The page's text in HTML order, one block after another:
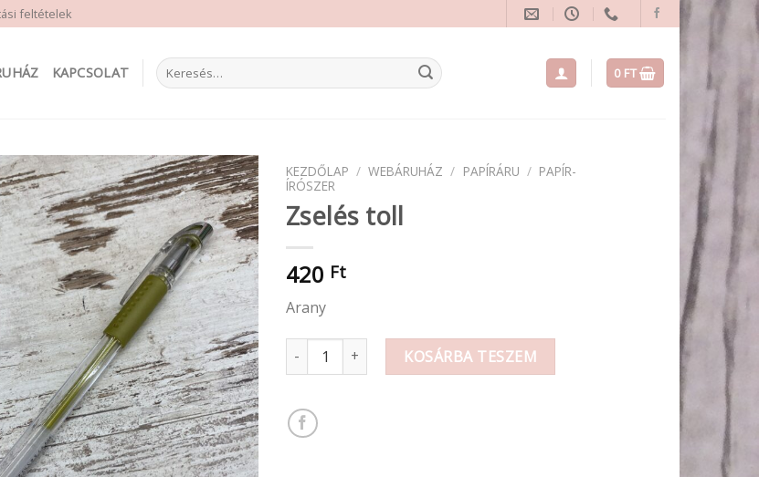
feltételek
KAPCSOLAT
Keresés
a
0 FT
KEZDŐLAP / WEBÁRUHÁZ / PAPÍRÁRU / PAPÍR-
ÍRÓSZER
Zselés toll
420 Ft
Arany
Zselés toll mennyiségKOSÁRBA TESZEM